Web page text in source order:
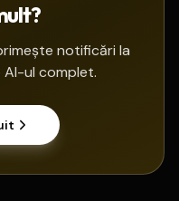
notificări la
ul complet.